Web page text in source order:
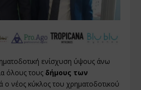
ενίσχυση ύψους άνω
όλους τους δήμους των
ο νέος κύκλος του χρηματοδοτικού